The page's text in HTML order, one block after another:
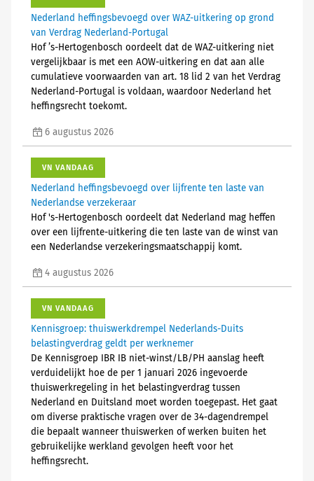
Nederland heffingsbevoegd over WAZ-uitkering op grond
van Verdrag Nederland-Portugal
Hof ’s-Hertogenbosch oordeelt dat de WAZ-uitkering niet
vergelijkbaar is met een AOW-uitkering en dat aan alle
cumulatieve voorwaarden van art. 18 lid 2 van het Verdrag
Nederland-Portugal is voldaan, waardoor Nederland het
heffingsrecht toekomt.
6 augustus 2026
VN VANDAAG
Nederland heffingsbevoegd over lijfrente ten laste van
Nederlandse verzekeraar
Hof 's-Hertogenbosch oordeelt dat Nederland mag heffen
over een lijfrente-uitkering die ten laste van de winst van
een Nederlandse verzekeringsmaatschappij komt.
4 augustus 2026
VN VANDAAG
Kennisgroep: thuiswerkdrempel Nederlands-Duits
belastingverdrag geldt per werknemer
De Kennisgroep IBR IB niet-winst/LB/PH aanslag heeft
verduidelijkt hoe de per 1 januari 2026 ingevoerde
thuiswerkregeling in het belastingverdrag tussen
Nederland en Duitsland moet worden toegepast. Het gaat
om diverse praktische vragen over de 34-dagendrempel
die bepaalt wanneer thuiswerken of werken buiten het
gebruikelijke werkland gevolgen heeft voor het
heffingsrecht.